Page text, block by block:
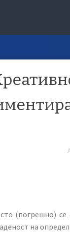
(погрешно)
на